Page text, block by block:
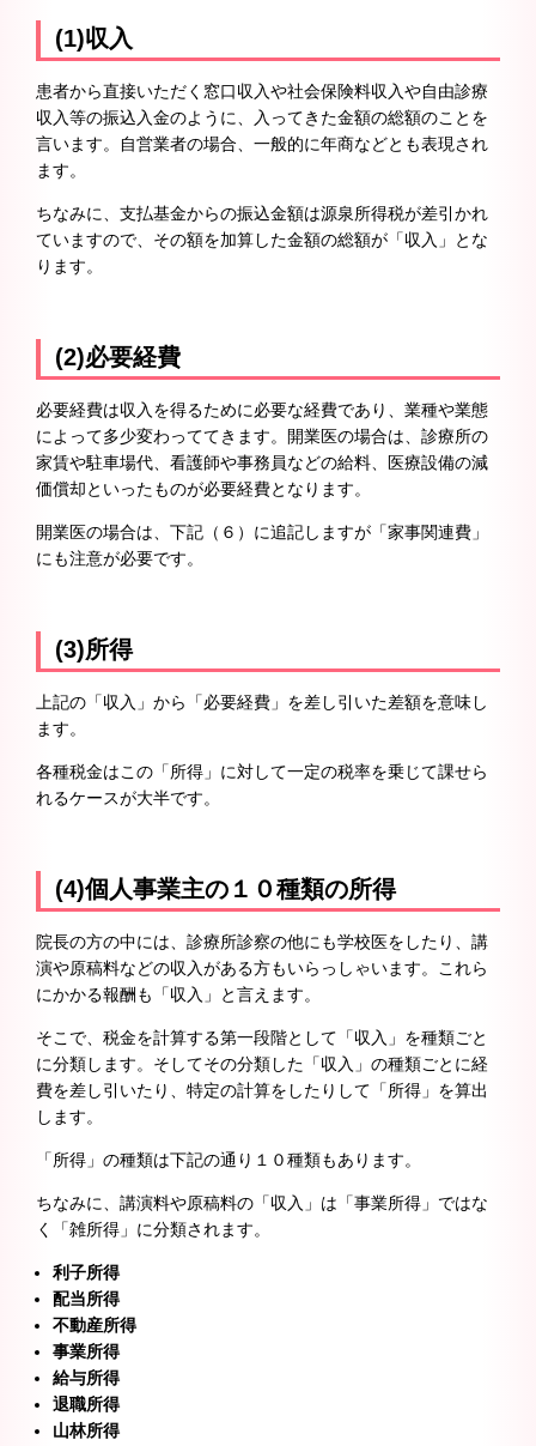
(1)収入
患者から直接いただく窓口収入や社会保険料収入や自由診療
収入等の振込入金のように、入ってきた金額の総額のことを
言います。自営業者の場合、一般的に年商などとも表現され
ます。
ちなみに、支払基金からの振込金額は源泉所得税が差引かれ
ていますので、その額を加算した金額の総額が「収入」とな
ります。
(2)必要経費
必要経費は収入を得るために必要な経費であり、業種や業態
によって多少変わっててきます。開業医の場合は、診療所の
家賃や駐車場代、看護師や事務員などの給料、医療設備の減
価償却といったものが必要経費となります。
開業医の場合は、下記（６）に追記しますが「家事関連費」
にも注意が必要です。
(3)所得
上記の「収入」から「必要経費」を差し引いた差額を意味し
ます。
各種税金はこの「所得」に対して一定の税率を乗じて課せら
れるケースが大半です。
(4)個人事業主の１０種類の所得
院長の方の中には、診療所診察の他にも学校医をしたり、講
演や原稿料などの収入がある方もいらっしゃいます。これら
にかかる報酬も「収入」と言えます。
そこで、税金を計算する第一段階として「収入」を種類ごと
に分類します。そしてその分類した「収入」の種類ごとに経
費を差し引いたり、特定の計算をしたりして「所得」を算出
します。
「所得」の種類は下記の通り１０種類もあります。
ちなみに、講演料や原稿料の「収入」は「事業所得」ではな
く「雑所得」に分類されます。
利子所得
配当所得
不動産所得
事業所得
給与所得
退職所得
山林所得